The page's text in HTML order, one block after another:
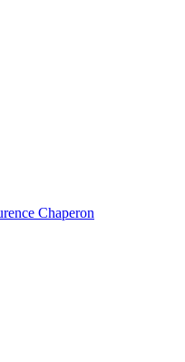
Chaperon